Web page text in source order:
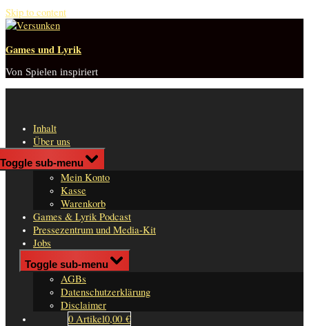
Skip to content
Games und Lyrik
Von Spielen inspiriert
Inhalt
Über uns
Shop
Toggle sub-menu
Mein Konto
Kasse
Warenkorb
Games & Lyrik Podcast
Pressezentrum und Media-Kit
Jobs
Impressum
Toggle sub-menu
AGBs
Datenschutzerklärung
Disclaimer
0 Artikel0,00 €